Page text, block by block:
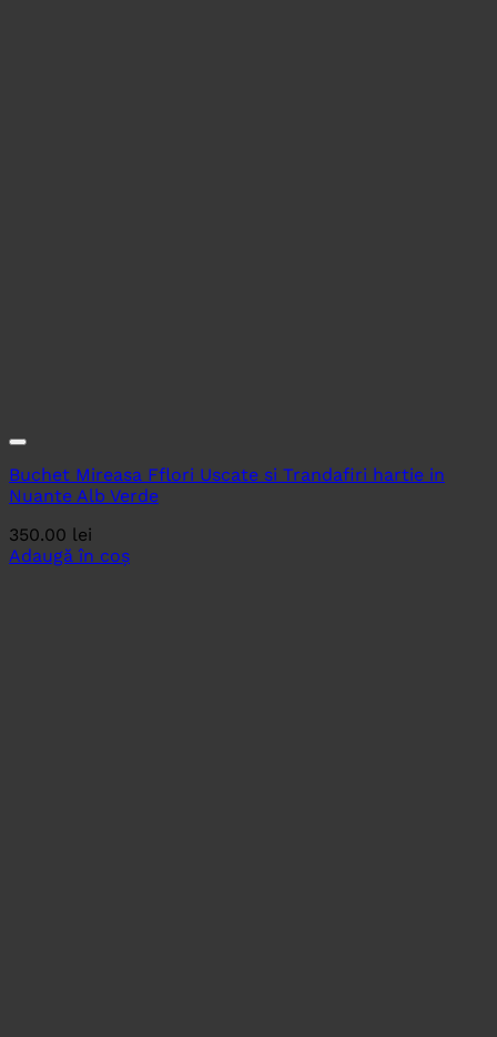
Buchet Mireasa Fflori Uscate si Trandafiri hartie in
Nuante Alb Verde
350.00 lei
Adaugă în coș